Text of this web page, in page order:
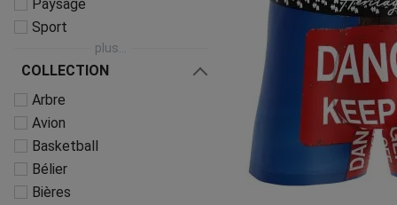
Paysage
Sport
plus...
COLLECTION
Arbre
Avion
Basketball
Bélier
Bières